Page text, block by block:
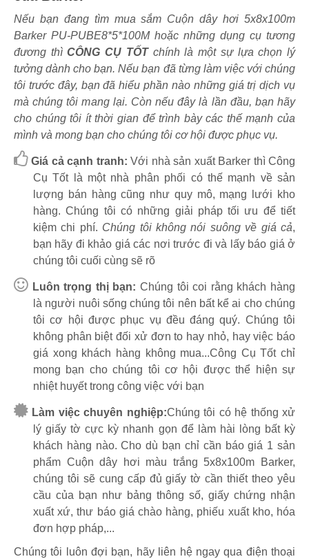
Nếu bạn đang tìm mua sắm Cuộn dây hơi 5x8x100m
Barker PU-PUBE8*5*100M hoặc những dụng cụ tương
đương thìCÔNG CỤ TỐTchính là một sự lựa chọn lý
tưởng dành cho bạn. Nếu bạn đã từng làm việc với chúng
tôi trước đây, bạn đã hiểu phần nào những giá trị dịch vụ
mà chúng tôi mang lại. Còn nếu đây là lần đầu, bạn hãy
cho chúng tôi ít thời gian để trình bày các thế mạnh của
mình và mong bạn cho chúng tôi cơ hội được phục vụ.
Giá cả cạnh tranh: Với nhà sản xuất Barker thì Công
Cụ Tốt là một nhà phân phối có thế mạnh về sản
lượng bán hàng cũng như quy mô, mạng lưới kho
hàng. Chúng tôi có những giải pháp tối ưu để tiết
kiệm chi phí. Chúng tôi không nói suông về giá cả,
bạn hãy đi khảo giá các nơi trước đi và lấy báo giá ở
chúng tôi cuối cùng sẽ rõ
Luôn trọng thị bạn: Chúng tôi coi rằng khách hàng
là người nuôi sống chúng tôi nên bất kể ai cho chúng
tôi cơ hội được phục vụ đều đáng quý. Chúng tôi
không phân biệt đối xử đơn to hay nhỏ, hay việc báo
giá xong khách hàng không mua...Công Cụ Tốt chỉ
mong bạn cho chúng tôi cơ hội được thể hiện sự
nhiệt huyết trong công việc với bạn
Làm việc chuyên nghiệp:Chúng tôi có hệ thống xử
lý giấy tờ cực kỳ nhanh gọn để làm hài lòng bất kỳ
khách hàng nào. Cho dù bạn chỉ cần báo giá 1 sản
phẩm Cuộn dây hơi màu trắng 5x8x100m Barker,
chúng tôi sẽ cung cấp đủ giấy tờ cần thiết theo yêu
cầu của bạn như bảng thông số, giấy chứng nhận
xuất xứ, thư báo giá chào hàng, phiếu xuất kho, hóa
đơn hợp pháp,...
Chúng tôi luôn đợi bạn, hãy liên hệ ngay qua điện thoại